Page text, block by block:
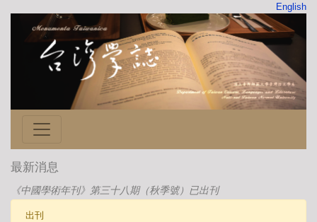
English
最新消息
《中國學術年刊》第三十八期（秋季號）已出刊
出刊